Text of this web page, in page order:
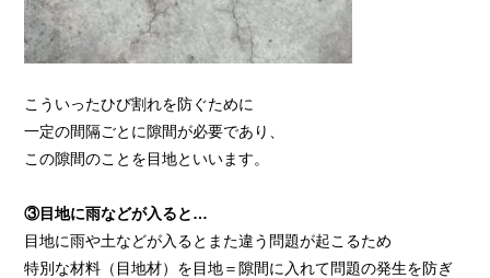
こういったひび割れを防ぐために
一定の間隔ごとに隙間が必要であり、
この隙間のことを目地といいます。
③目地に雨などが入ると…
目地に雨や土などが入るとまた違う問題が起こるため
特別な材料（目地材）を目地＝隙間に入れて問題の発生を防ぎ